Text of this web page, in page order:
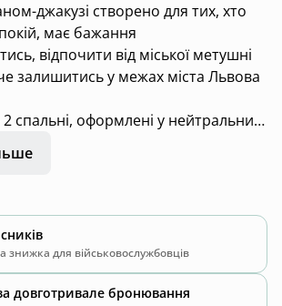
джакузі створено для тих, хто
має бажання
відпочити від міської метушні
залишитись у межах міста Львова
спальні, оформлені у нейтральних
деталей, що сприяє
та легкому диханню
але продумані до
гостей засоби гігієни-
палички та диски.
знижка для військовослужбовців
довготривале бронювання